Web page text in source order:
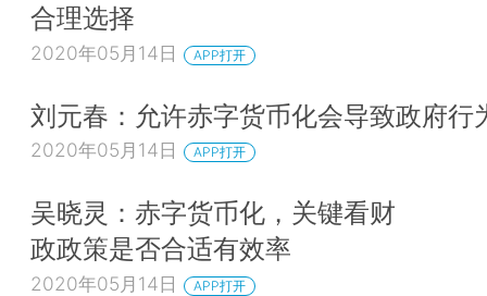
合理选择
2020年05月14日 APP打开
刘元春：允许赤字货币化会导致政府行
2020年05月14日 APP打开
吴晓灵：赤字货币化，关键看财
政政策是否合适有效率
2020年05月14日 APP打开